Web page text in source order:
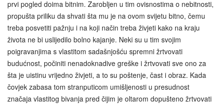
prvi pogled doima bitnim. Zarobljen u tim ovisnostima o nebitnosti,
propušta priliku da shvati šta mu je na ovom svijetu bitno, čemu
treba posvetiti pažnju i na koji način treba živjeti kako na kraju
života ne bi uslijedilo bolno kajanje. Neki su u tim svojim
poigravanjima s vlastitom sadašnjošću spremni žrtvovati
budućnost, počiniti nenadoknadive greške i žrtvovati sve ono za
šta je uistinu vrijedno živjeti, a to su poštenje, čast i obraz. Kada
čovjek zabasa tom stranputicom umišljenosti u presudnost
značaja vlastitog bivanja pred čijim je oltarom dopušteno žrtvovati